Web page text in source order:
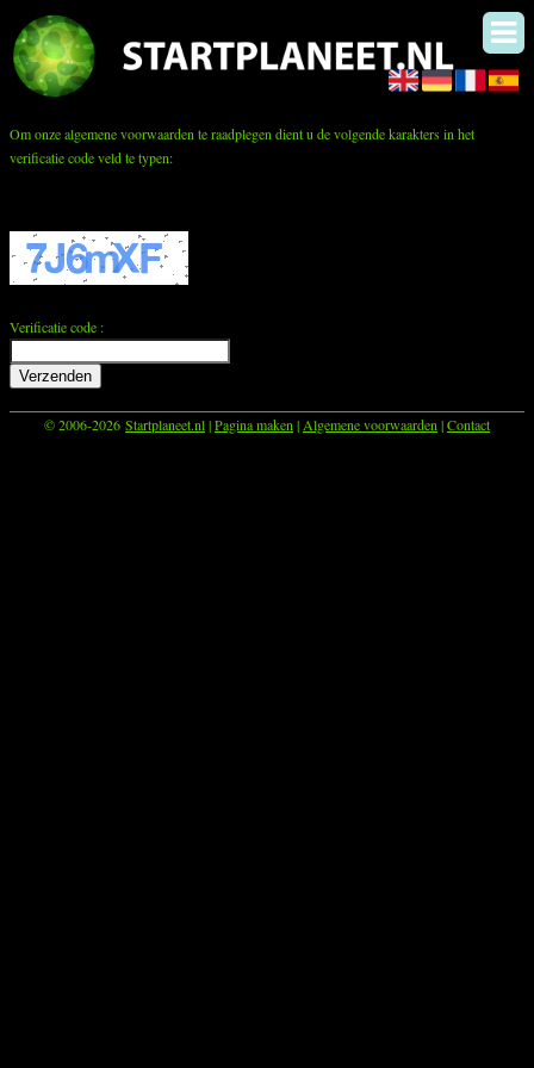
Om onze algemene voorwaarden te raadplegen dient u de volgende karakters in het
verificatie code veld te typen:
Verificatie code :
© 2006-2026 Startplaneet.nl|Pagina maken | Algemene voorwaarden |Contact